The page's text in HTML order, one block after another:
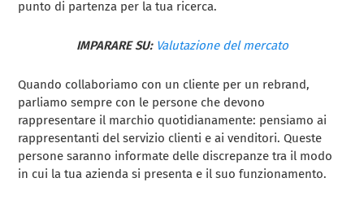
punto di partenza per la tua ricerca.
IMPARARE SU: Valutazione del mercato
Quando collaboriamo con un cliente per un rebrand,
parliamo sempre con le persone che devono
rappresentare il marchio quotidianamente: pensiamo ai
rappresentanti del servizio clienti e ai venditori. Queste
persone saranno informate delle discrepanze tra il modo
in cui la tua azienda si presenta e il suo funzionamento.